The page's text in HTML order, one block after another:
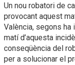
Un nou robatori de
provocant aquest
València, segons
matí d’aquesta
conseqüència del
per a solucionar el